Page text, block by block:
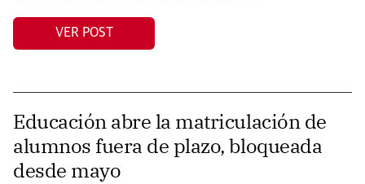
VER POST
Educación abre la matriculación de
alumnos fuera de plazo, bloqueada
desde mayo